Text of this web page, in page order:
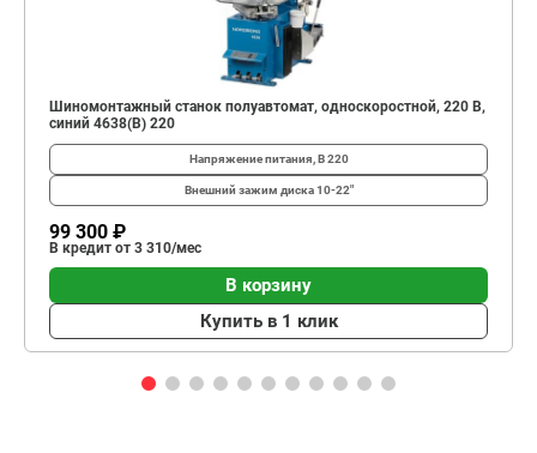
Шиномонтажный станок полуавтомат, односкоростной, 220 В,
синий 4638(B) 220
Напряжение питания, В220
Внешний зажим диска10-22"
99 300 ₽
В кредит от 3 310/мес
В корзину
Купить в 1 клик